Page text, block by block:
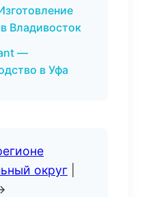
Владивосток
—
в Уфа
округ